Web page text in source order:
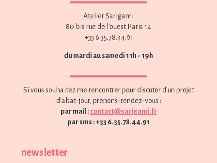
Atelier Sarigami
80 bis rue de l'ouest Paris 14
+33 6.35.78.44.91
du mardi au samedi 11h - 19h
Si vous souhaitez me rencontrer pour discuter d'un projet
d'abat-jour, prenons-rendez-vous :
par mail : contact@sarigami.fr
par sms : +33 6.35.78.44.91
newsletter